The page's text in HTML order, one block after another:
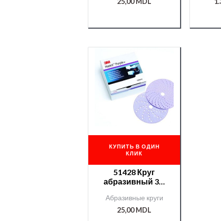
КУПИТЬ В ОДИН
КЛИК
51428 Круг
абразивный 3М
минералом
Cubitron II
Абразивные круги
25,00MDL